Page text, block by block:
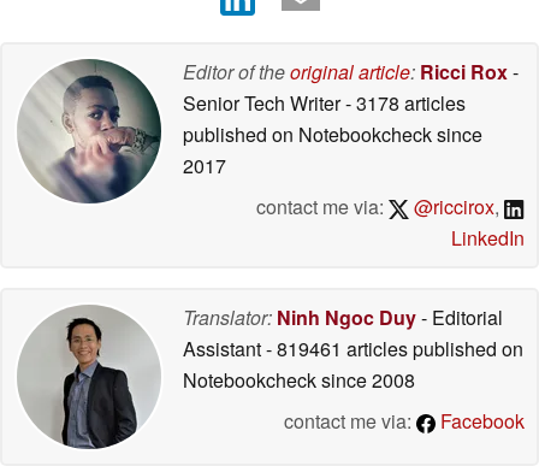
Editor of theoriginal article: Ricci Rox-
Senior Tech Writer- 3178 articles
published on Notebookchecksince
2017
contact me via:
@riccirox,
LinkedIn
Translator: Ninh Ngoc Duy- Editorial
Assistant- 819461 articles published on
Notebookchecksince 2008
contact me via:
Facebook